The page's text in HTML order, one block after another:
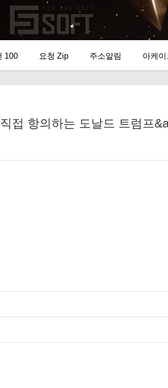
100 요청 Zip 주소알림 아케이
접 항의하는 도날드 트럼프